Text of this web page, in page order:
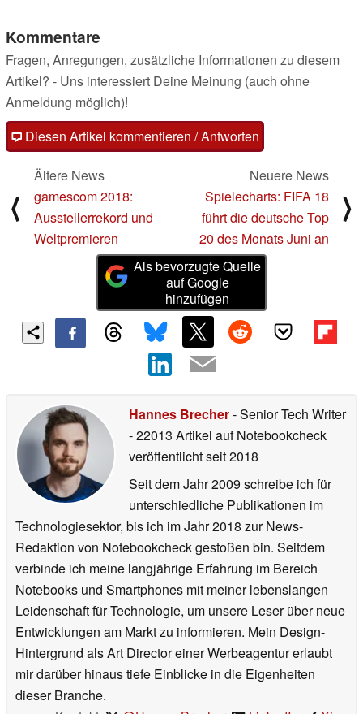
Kommentare
Fragen, Anregungen, zusätzliche Informationen zu diesem
Artikel? - Uns interessiert Deine Meinung (auch ohne
Anmeldung möglich)!
Diesen Artikel kommentieren / Antworten
⟨
Ältere News
gamescom 2018:
Ausstellerrekord und
Weltpremieren
Neuere News
Spielecharts: FIFA 18
führt die deutsche Top
20 des Monats Juni an
⟩
Als bevorzugte Quelle
auf Google
hinzufügen
Hannes Brecher- Senior Tech Writer
- 22013 Artikel auf Notebookcheck
veröffentlichtseit 2018
Seit dem Jahr 2009 schreibe ich für
unterschiedliche Publikationen im
Technologiesektor, bis ich im Jahr 2018 zur News-
Redaktion von Notebookcheck gestoßen bin. Seitdem
verbinde ich meine langjährige Erfahrung im Bereich
Notebooks und Smartphones mit meiner lebenslangen
Leidenschaft für Technologie, um unsere Leser über neue
Entwicklungen am Markt zu informieren. Mein Design-
Hintergrund als Art Director einer Werbeagentur erlaubt
mir darüber hinaus tiefe Einblicke in die Eigenheiten
dieser Branche.